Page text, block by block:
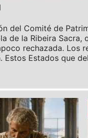
del Comité de
de la Ribeira
rechazada. Los
Estos Estados que